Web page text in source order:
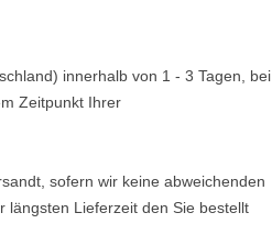
innerhalb von 1 - 3 Tagen, bei
Zeitpunkt Ihrer
sofern wir keine abweichenden
längsten Lieferzeit den Sie bestellt